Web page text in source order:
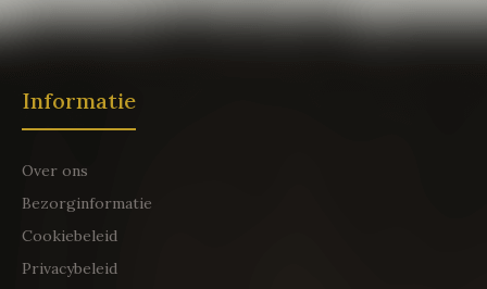
Informatie
Over ons
Bezorginformatie
Cookiebeleid
Privacybeleid